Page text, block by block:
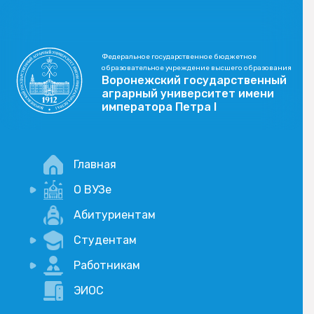
Федеральное государственное бюджетное
образовательное учреждение высшего образования
Воронежский государственный
аграрный университет имени
императора Петра I
Главная
О ВУЗе
Новости
Учебный процесс
Научная деятельность
Абитуриентам
Студентам
Портал дистанционого обучения
Академические отпуска
Работникам
Внимание, опрос!
ЭИОС